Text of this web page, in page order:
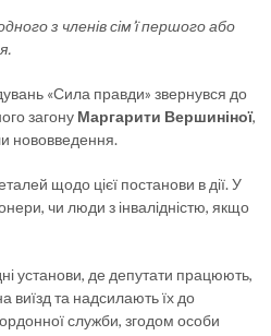
з членів сім’ї першого або
«Сила правди» звернувся до
загону Маргарити Вершиніної,
нововведення.
щодо цієї постанови в дії. У
чи люди з інвалідністю, якщо
установи, де депутати працюють,
виїзд та надсилають їх до
служби, згодом особи